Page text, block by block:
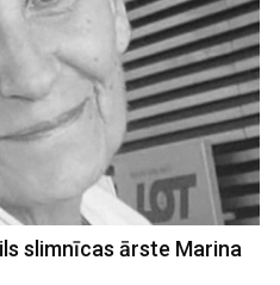
slimnīcas ārste Marina